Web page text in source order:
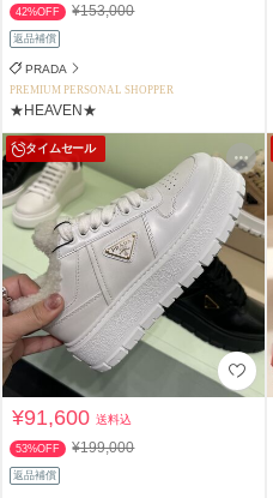
42%OFF ¥153,000
返品補償
PRADA
PREMIUM PERSONAL SHOPPER
★HEAVEN★
タイムセール
¥91,600送料込
53%OFF ¥199,000
返品補償